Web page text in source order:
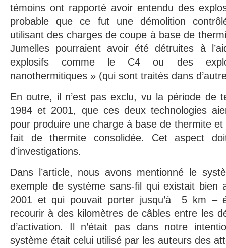
témoins ont rapporté avoir entendu des
probable que ce fut une démolition
utilisant des charges de coupe à base de
Jumelles pourraient avoir été détruites à
explosifs comme le C4 ou des
nanothermitiques » (qui sont traités dans
En outre, il n’est pas exclu, vu la période de
1984 et 2001, que ces deux technologies
pour produire une charge à base de thermite
fait de thermite consolidée. Cet aspect
d’investigations.
Dans l’article, nous avons mentionné le
exemple de système sans-fil qui existait bien
2001 et qui pouvait porter jusqu’à 5 km –
recourir à des kilomètres de câbles entre les
d’activation. Il n’était pas dans notre
système était celui utilisé par les auteurs des